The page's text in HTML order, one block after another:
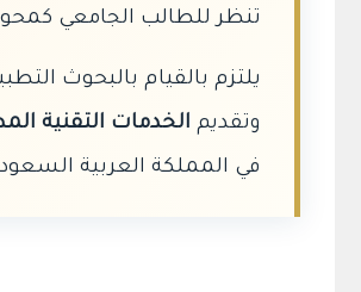
تنظر للطالب الجامعي
يلتزم بالقيام بالبحوث
وتقديم الخدمات التقنية
في المملكة العربية